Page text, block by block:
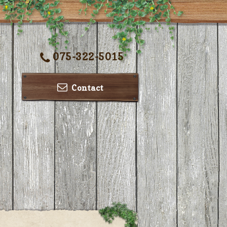
075-322-5015
Contact